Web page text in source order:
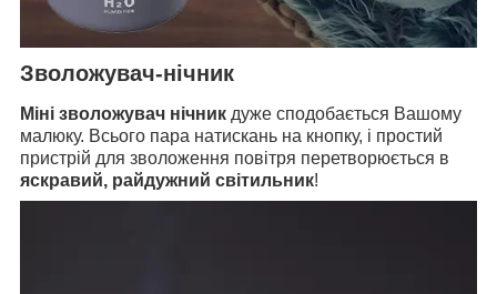
Зволожувач-нічник
Міні зволожувач нічник дуже сподобається Вашому
малюку. Всього пара натискань на кнопку, і простий
пристрій для зволоження повітря перетворюється в
яскравий, райдужний світильник!